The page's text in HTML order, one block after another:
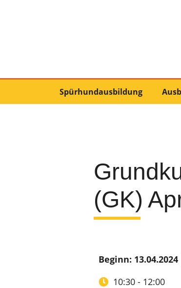
Spürhundausbildung
(GK)
Beginn: 13.04.2024
10:30 - 12:00